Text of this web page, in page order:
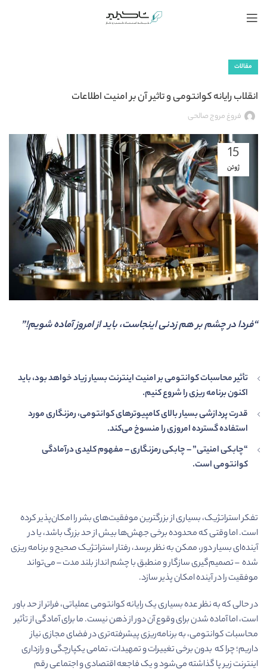
مقالات
انقلاب رایانه کوانتومی و تاثیر آن بر امنیت اطلاعات
فروغ مروج صالحی
15
ژوئن
“فردا در چشم بر هم زدنی اینجاست، باید از امروز آماده شویم!”
تأثیر محاسبات کوانتومی بر امنیت اینترنت بسیار زیاد خواهد بود، باید
اکنون برنامه ریزی را شروع کنیم.
قدرت پردازشی بسیار بالای کامپیوترهای کوانتومی، رمزنگاری مورد
استفاده گسترده امروزی را منسوخ می‌کند.
“چابکی امنیتی” – چابکی رمزنگاری – مفهوم کلیدی درآمادگی
کوانتومی است.
تفکر استراتژیک، بسیاری از بزرگترین موفقیت‌های بشر را امکان‌پذیر کرده
است. اما وقتی که محدوده برخی جهش‌ها بیش از حد بزرگ باشد، یا در
آینده‌ای بسیار دور، ممکن به نظر برسد، رفتار استراتژیک صحیح و برنامه ریزی
شده – تصمیم‌گیری سازگار و منطبق با چشم انداز بلند مدت – می‌تواند
موفقیت را در آینده امکان پذیر سازد.
در حالی که به نظر عده بسیاری یک رایانه کوانتومی عملیاتی، فراتر از حد باور
است، اما آماده شدن برای وقوع آن دور از ذهن نیست. ما برای آمادگی از تأثیر
محاسبات کوانتومی، به برنامه‌ریزی پیشرفته‌تری در فضای مجازی نیاز
داریم؛ چرا که بدون برخی تغییرات و تمهیدات، تمامی یکپارچگی و رازداری
اینترنت زیر پا گذاشته می‌شود و یک فاجعه اقتصادی و اجتماعی رقم